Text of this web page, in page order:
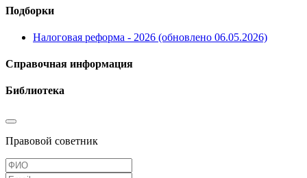
Подборки
Налоговая реформа - 2026 (обновлено 06.05.2026)
Справочная информация
Библиотека
Правовой советник